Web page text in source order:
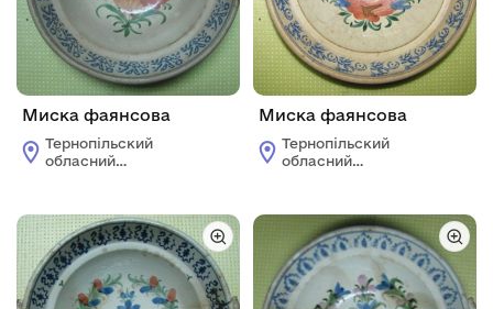
Миска фаянсова
Тернопільский
обласний
Миска фаянсова
Тернопільский
обласний